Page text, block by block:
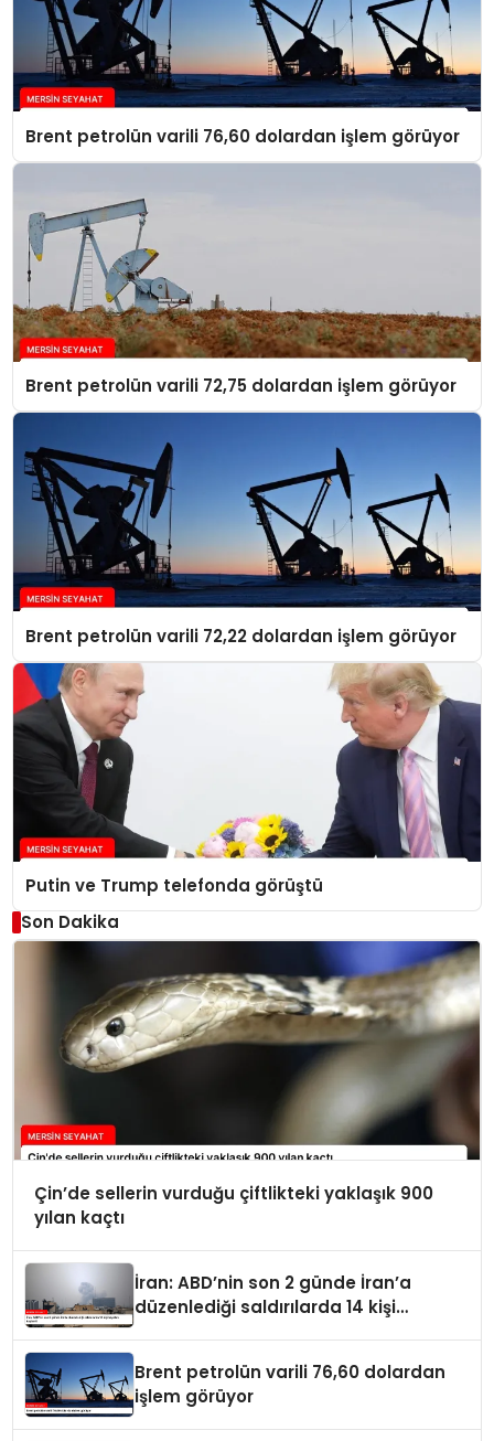
Brent petrolün varili 76,60 dolardan işlem görüyor
Brent petrolün varili 72,75 dolardan işlem görüyor
Brent petrolün varili 72,22 dolardan işlem görüyor
Putin ve Trump telefonda görüştü
Son Dakika
Çin’de sellerin vurduğu çiftlikteki yaklaşık 900
yılan kaçtı
İran: ABD’nin son 2 günde İran’a
düzenlediği saldırılarda 14 kişi
Brent petrolün varili 76,60 dolardan
işlem görüyor